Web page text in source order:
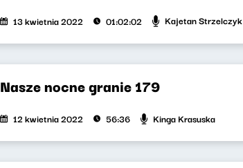
13 kwietnia 2022 01:02:02 Kajetan Strzelczyk
Nasze nocne granie 179
12 kwietnia 2022 56:36 Kinga Krasuska